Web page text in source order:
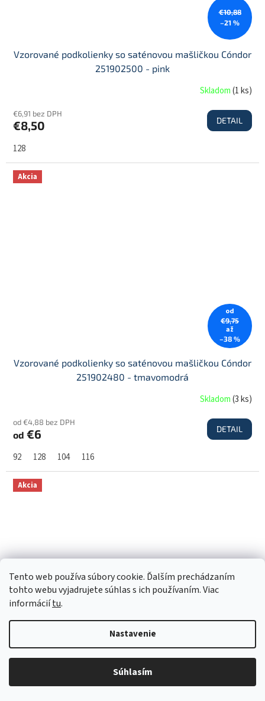
Tento web používa súbory cookie. Ďalším prechádzaním
tohto webu vyjadrujete súhlas s ich používaním. Viac
informáciítu.
Nastavenie
Súhlasím
€10,88
–21 %
Vzorované podkolienky so saténovou mašličkou Cóndor
251902500 - pink
Skladom(1 ks)
€6,91 bez DPH
€8,50 DETAIL
128
Akcia
od
€9,75
až
–38 %
Vzorované podkolienky so saténovou mašličkou Cóndor
251902480 - tmavomodrá
Skladom(3 ks)
od €4,88 bez DPH
od €6 DETAIL
92 128 104 116
Akcia
od
–37 %
Vzorované podkolienky so saténovou mašličkou Cóndor
251902410 - svetlomodrá